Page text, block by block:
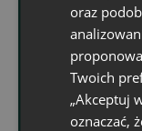
oraz
Twoich
„Akceptuj
oznaczać,